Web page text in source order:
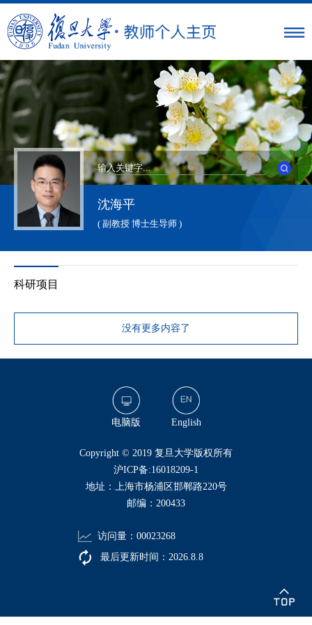
沈海平
( 副教授 博士生导师 )
科研项目
没有更多内容了
电脑版 English
​Copyright © 2019 复旦大学版权所有
沪ICP备:16018209-1
地址：上海市杨浦区邯郸路220号
邮编：200433
访问量： 00023268
最后更新时间： 2026 8 8